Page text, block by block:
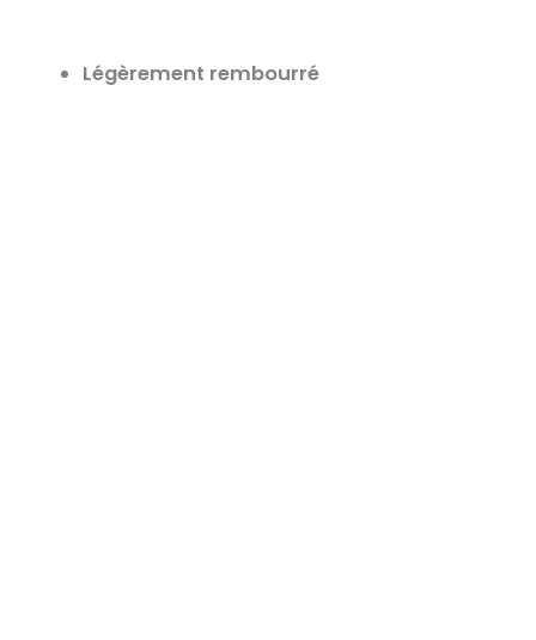
Légèrement rembourré